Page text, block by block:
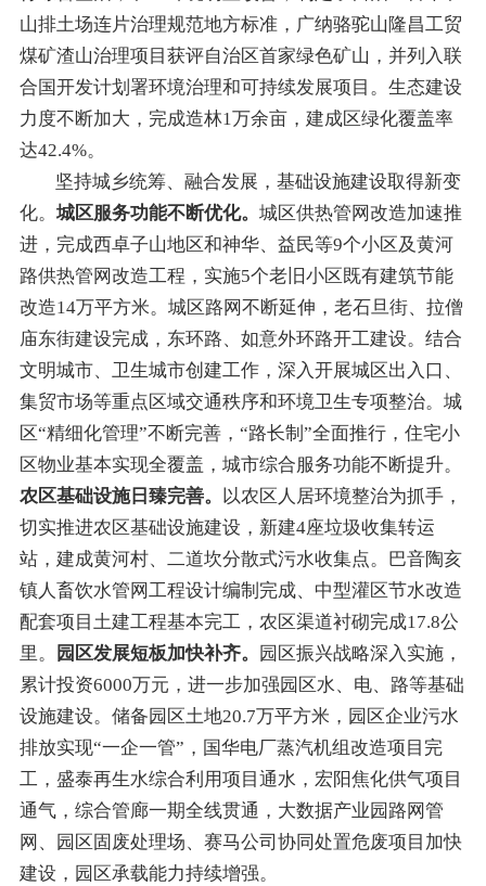
山排土场连片治理规范地方标准， 广纳骆驼山隆昌工贸
煤矿渣山治理项目 获评自治区首家绿色矿山，并列入联
合国开发计划署环境治理和可持续发展项目 。 生态建设
力度不断加大，完成造林1万余亩，建成区绿化覆盖率
达42.4%。
坚持城乡统筹、融合发展，基础设施建设取得新变
化。 城区服务功能不断优化。 城区供热管网改造加速推
进， 完成西卓子山地区和神华、益民等9个小区及黄河
路供热管网改造工程， 实施5个老旧小区既有建筑节能
改造14万平方米。 城区路网不断延伸，老石旦街、拉僧
庙东街建设完成， 东环路、 如意外环路开工建设。 结合
文明城市、 卫生城市创建工作，深入开展城区出入口、
集贸市场等重点区域交通秩序和环境卫生专项整治。城
区“精细化管理”不断完善， “路长制 ”全面推行， 住宅小
区物业基本实现全覆盖 ， 城市综合服务功能不断提升。
农区基础设施日臻完善。 以农区人居环境整治为抓手，
切实推进农区基础设施建设 ， 新建4座垃圾收集转运
站， 建成黄河村、二道坎分散式污水收集点。
巴音陶亥
镇人畜饮水管网工程设计编制 完成、 中型灌区节水改造
配套项目 土建工程基本完工，农区渠道衬砌完成17.8公
里。
园区发展短板加快补齐。
园区振兴战略深入实施，
累计投资6000万元， 进一步加强园区水、电、路等基础
设施建设。 储备园区土地20.7万平方米， 园区企业污水
排放实现“一企一管” ，国华电厂蒸汽机组改造项目完
工 ， 盛泰再生水综合利用项目通水 ， 宏阳焦化供气项目
通气， 综合管廊一期全线贯通，大数据产业园路网管
网 、 园区 固废处理场、 赛马公司 协同处置危废项目加快
建设 ， 园区承载能力持续增强。